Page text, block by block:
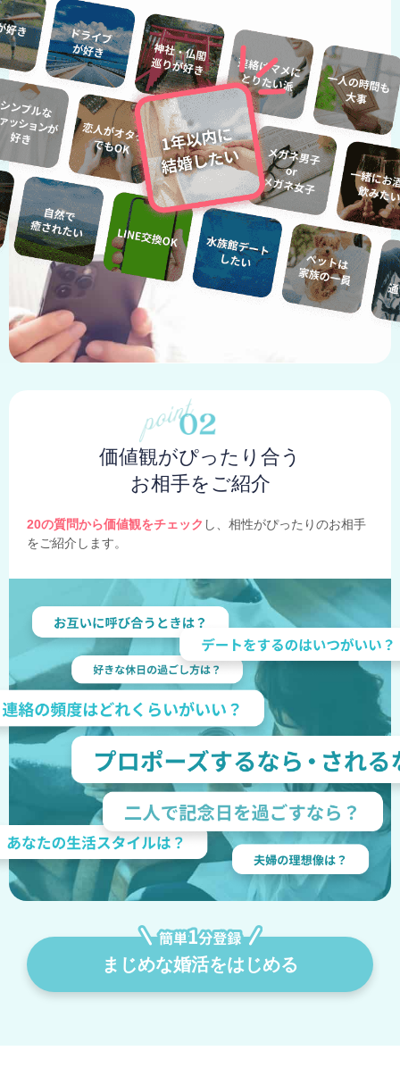
価値観がぴったり合う
お相手をご紹介
20の質問から価値観をチェック し、相性がぴったりのお相手
をご紹介します。
まじめな婚活をはじめる